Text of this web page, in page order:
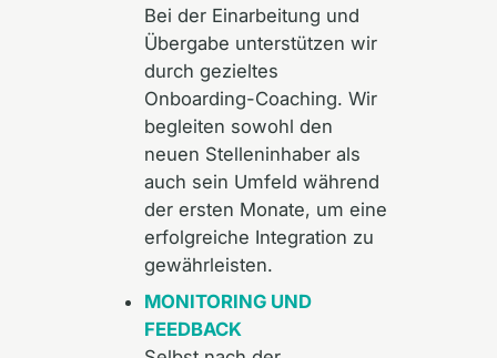
Bei der Einarbeitung und
Übergabe unterstützen wir
durch gezieltes
Onboarding-Coaching. Wir
begleiten sowohl den
neuen Stelleninhaber als
auch sein Umfeld während
der ersten Monate, um eine
erfolgreiche Integration zu
gewährleisten.
MONITORING UND
FEEDBACK